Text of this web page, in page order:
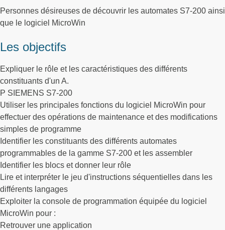
Personnes désireuses de découvrir les automates S7-200 ainsi
que le logiciel MicroWin
Les objectifs
Expliquer le rôle et les caractéristiques des différents
constituants d'un A.
P SIEMENS S7-200
Utiliser les principales fonctions du logiciel MicroWin pour
effectuer des opérations de maintenance et des modifications
simples de programme
Identifier les constituants des différents automates
programmables de la gamme S7-200 et les assembler
Identifier les blocs et donner leur rôle
Lire et interpréter le jeu d'instructions séquentielles dans les
différents langages
Exploiter la console de programmation équipée du logiciel
MicroWin pour :
Retrouver une application